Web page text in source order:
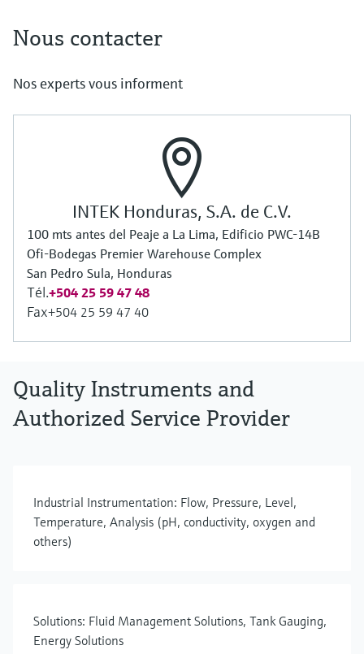
Nous contacter
Nos experts vous informent
INTEK Honduras, S.A. de C.V.
100 mts antes del Peaje a La Lima, Edificio PWC-14B
Ofi-Bodegas Premier Warehouse Complex
San Pedro Sula, Honduras
Tél.+504 25 59 47 48
Fax+504 25 59 47 40
Quality Instruments and
Authorized Service Provider
Industrial Instrumentation: Flow, Pressure, Level,
Temperature, Analysis (pH, conductivity, oxygen and
others)
Solutions: Fluid Management Solutions, Tank Gauging,
Energy Solutions